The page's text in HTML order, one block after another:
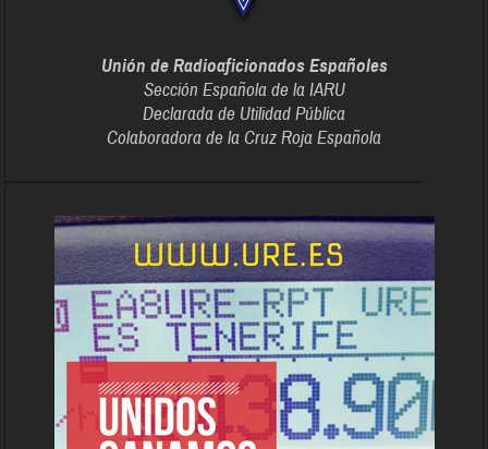
Unión de Radioaficionados Españoles
Sección Española de la IARU
Declarada de Utilidad Pública
Colaboradora de la Cruz Roja Española